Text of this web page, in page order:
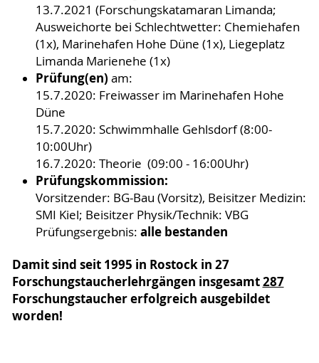
13.7.2021 (Forschungskatamaran Limanda;
Ausweichorte bei Schlechtwetter: Chemiehafen
(1x), Marinehafen Hohe Düne (1x), Liegeplatz
Limanda Marienehe (1x)
Prüfung(en) am:
15.7.2020: Freiwasser im Marinehafen Hohe
Düne
15.7.2020: Schwimmhalle Gehlsdorf (8:00-
10:00Uhr)
16.7.2020: Theorie (09:00 - 16:00Uhr)
Prüfungskommission:
Vorsitzender: BG-Bau (Vorsitz), Beisitzer Medizin:
SMI Kiel; Beisitzer Physik/Technik: VBG
Prüfungsergebnis: alle bestanden
Damit sind seit 1995 in Rostock in 27
Forschungstaucherlehrgängen insgesamt287
Forschungstaucher erfolgreich ausgebildet
worden!